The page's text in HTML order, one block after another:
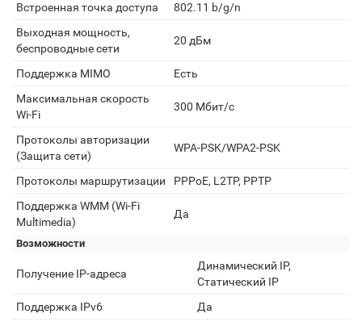
Встроенная точка доступа
802.11 b/g/n
Выходная мощность,
беспроводные сети
20 дБм
Поддержка MIMO
Есть
Максимальная скорость
Wi-Fi
300 Мбит/с
Протоколы авторизации
(Защита сети)
WPA-PSK/WPA2-PSK
Протоколы маршрутизации
PPPoE, L2TP, PPTP
Поддержка WMM (Wi-Fi
Multimedia)
Да
Возможности
Получение IP-адреса
Динамический IP,
Статический IP
Поддержка IPv6
Да